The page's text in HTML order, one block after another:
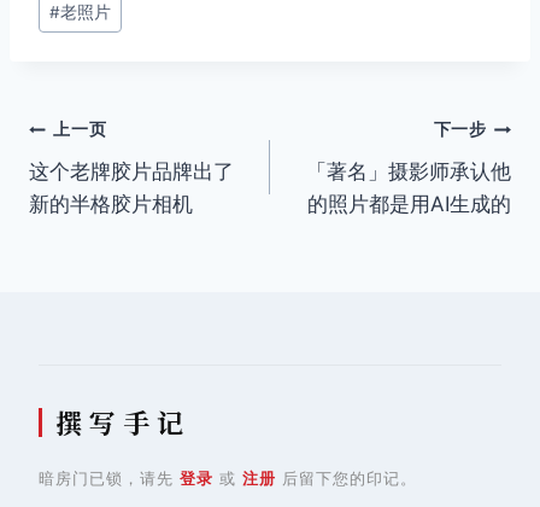
标
#老照片
文
章
上一页
这个老牌胶片品牌出了
新的半格胶片相机
下一步
「著名」摄影师承认他
的照片都是用AI生成的
撰 写 手 记
暗房门已锁，请先 登录 或 注册 后留下您的印记。